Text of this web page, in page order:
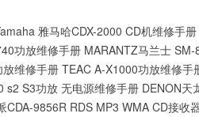
雅马哈CDX-2000 CD机维修手册
功放维修手册 MARANTZ马兰士
维修手册 TEAC A-X1000功放维修手
s2 S3功放 无电源维修手册 DENON天
CDA-9856R RDS MP3 WMA CD接收